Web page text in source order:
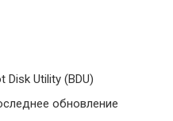
Utility (BDU)
обновление